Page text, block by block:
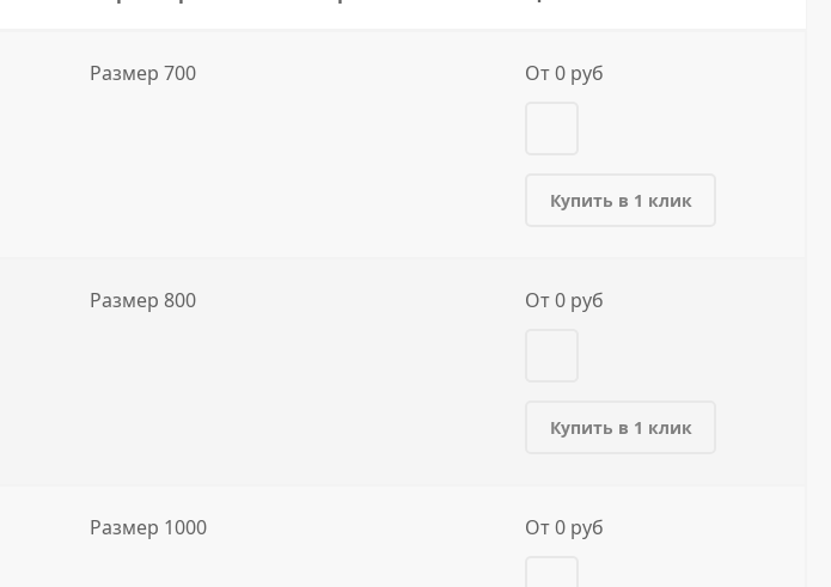
Размер 700 От 0 руб
Купить в 1 клик
Размер 800 От 0 руб
Купить в 1 клик
Размер 1000 От 0 руб